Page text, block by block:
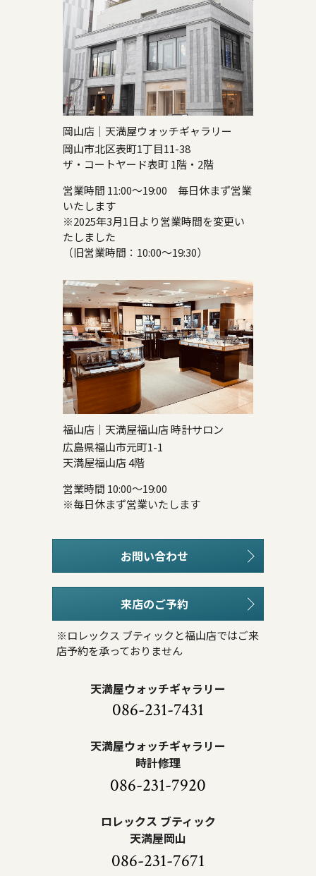
岡山店｜天満屋ウォッチギャラリー
岡山市北区表町1丁目11-38
ザ・コートヤード表町 1階・2階
営業時間 11:00～19:00 毎日休まず営業
いたします
※2025年3月1日より営業時間を変更い
たしました
（旧営業時間：10:00～19:30）
福山店｜天満屋福山店 時計サロン
広島県福山市元町1-1
天満屋福山店 4階
営業時間 10:00～19:00
※毎日休まず営業いたします
お問い合わせ
来店のご予約
※ロレックス ブティックと福山店ではご来
店予約を承っておりません
天満屋ウォッチギャラリー
086-231-7431
天満屋ウォッチギャラリー
時計修理
086-231-7920
ロレックス ブティック
天満屋岡山
086-231-7671